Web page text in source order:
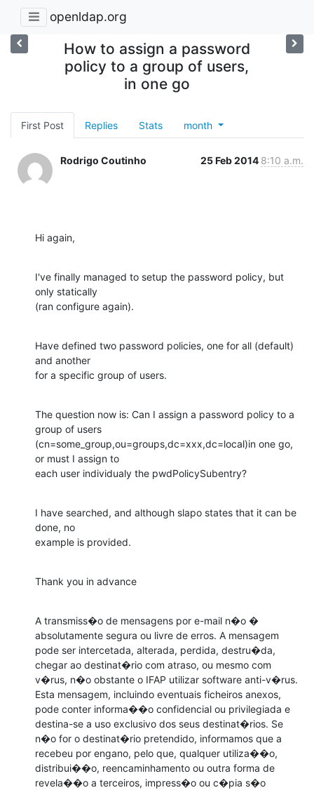
openldap.org
How to assign a password
policy to a group of users,
in one go
First Post Replies Stats month
Rodrigo Coutinho 25 Feb 2014 8:10 a.m.
Hi again,
I've finally managed to setup the password policy, but
only statically
(ran configure again).
Have defined two password policies, one for all (default)
and another
for a specific group of users.
The question now is: Can I assign a password policy to a
group of users
(cn=some_group,ou=groups,dc=xxx,dc=local)in one go,
or must I assign to
each user individualy the pwdPolicySubentry?
I have searched, and although slapo states that it can be
done, no
example is provided.
Thank you in advance
A transmiss�o de mensagens por e-mail n�o �
absolutamente segura ou livre de erros. A mensagem
pode ser intercetada, alterada, perdida, destru�da,
chegar ao destinat�rio com atraso, ou mesmo com
v�rus, n�o obstante o IFAP utilizar software anti-v�rus.
Esta mensagem, incluindo eventuais ficheiros anexos,
pode conter informa��o confidencial ou privilegiada e
destina-se a uso exclusivo dos seus destinat�rios. Se
n�o for o destinat�rio pretendido, informamos que a
recebeu por engano, pelo que, qualquer utiliza��o,
distribui��o, reencaminhamento ou outra forma de
revela��o a terceiros, impress�o ou c�pia s�o